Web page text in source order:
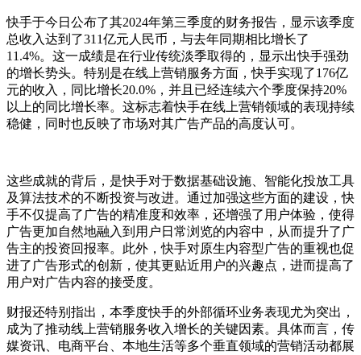
快手于今日公布了其2024年第三季度的财务报告，显示该季度
总收入达到了311亿元人民币，与去年同期相比增长了
11.4%。这一成绩是在行业传统淡季取得的，显示出快手强劲
的增长势头。特别是在线上营销服务方面，快手实现了176亿
元的收入，同比增长20.0%，并且已经连续六个季度保持20%
以上的同比增长率。这标志着快手在线上营销领域的表现持续
稳健，同时也反映了市场对其广告产品的高度认可。
这些成就的背后，是快手对于数据基础设施、智能化投放工具
及算法技术的不断投资与改进。通过加强这些方面的建设，快
手不仅提高了广告的精准度和效率，还增强了用户体验，使得
广告更加自然地融入到用户日常浏览的内容中，从而提升了广
告主的投资回报率。此外，快手对原生内容型广告的重视也促
进了广告形式的创新，使其更贴近用户的兴趣点，进而提高了
用户对广告内容的接受度。
财报还特别指出，本季度快手的外部循环业务表现尤为突出，
成为了推动线上营销服务收入增长的关键因素。具体而言，传
媒资讯、电商平台、本地生活等多个垂直领域的营销活动都展